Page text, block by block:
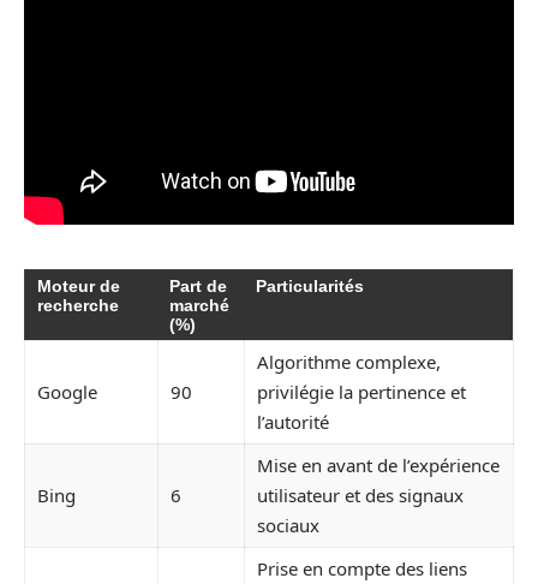
Moteur de
recherche
Part de
marché
(%)
Particularités
Google 90
Algorithme complexe,
privilégie la pertinence et
l’autorité
Bing 6
Mise en avant de l’expérience
utilisateur et des signaux
sociaux
Prise en compte des liens